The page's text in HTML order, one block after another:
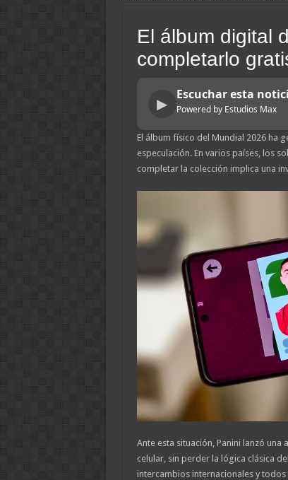
El álbum digital
completarlo
▶
Escuchar esta
Powered by Estudios Max
El álbum físico del Mundial 2026 ha
especulación. En varios países, los
completar la colección implica una
Ante esta situación, Panini lanzó
celular, sin perder la lógica clásica
intercambios internacionales y